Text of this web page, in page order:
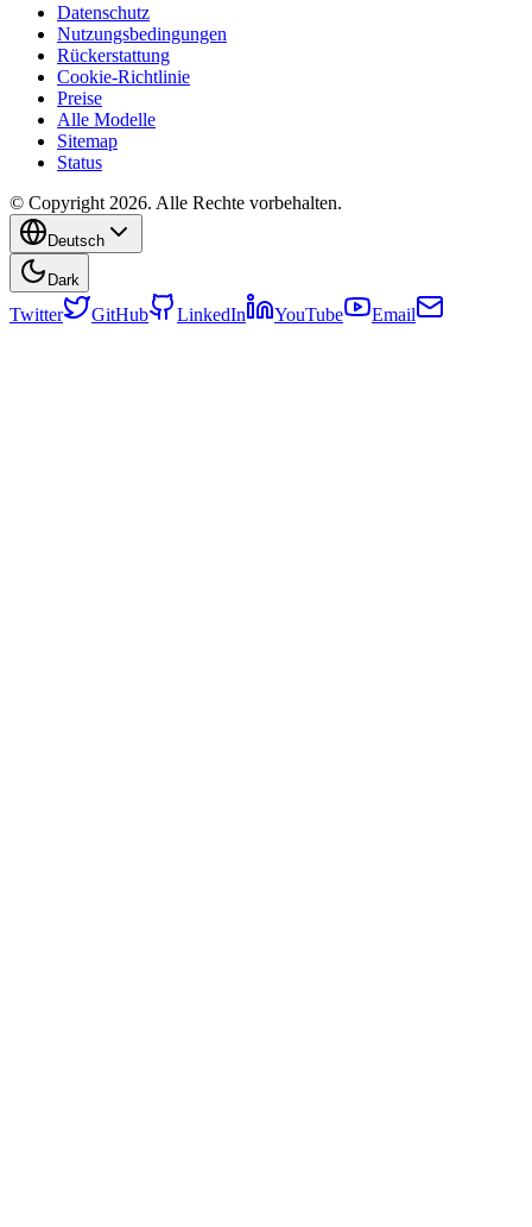
Datenschutz
Nutzungsbedingungen
Rückerstattung
Cookie-Richtlinie
Preise
Alle Modelle
Sitemap
Status
© Copyright 2026. Alle Rechte vorbehalten.
Deutsch
Dark
Twitter GitHub LinkedIn YouTube Email